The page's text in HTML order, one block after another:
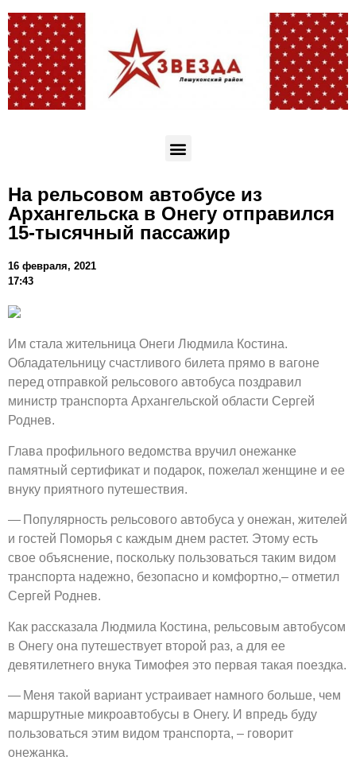
На рельсовом автобусе из
Архангельска в Онегу отправился
15-тысячный пассажир
16 февраля, 2021
17:43
Им стала жительница Онеги Людмила Костина.
Обладательницу счастливого билета прямо в вагоне
перед отправкой рельсового автобуса поздравил
министр транспорта Архангельской области Сергей
Роднев.
Глава профильного ведомства вручил онежанке
памятный сертификат и подарок, пожелал женщине и ее
внуку приятного путешествия.
— Популярность рельсового автобуса у онежан, жителей
и гостей Поморья с каждым днем растет. Этому есть
свое объяснение, поскольку пользоваться таким видом
транспорта надежно, безопасно и комфортно,– отметил
Сергей Роднев.
Как рассказала Людмила Костина, рельсовым автобусом
в Онегу она путешествует второй раз, а для ее
девятилетнего внука Тимофея это первая такая поездка.
— Меня такой вариант устраивает намного больше, чем
маршрутные микроавтобусы в Онегу. И впредь буду
пользоваться этим видом транспорта, – говорит
онежанка.